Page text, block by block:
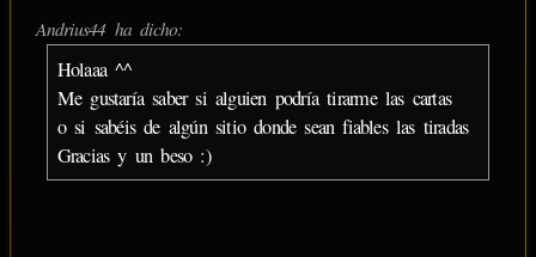
Andrius44 ha dicho:
Holaaa ^^
Me gustaría saber si alguien podría tirarme las cartas
o si sabéis de algún sitio donde sean fiables las tiradas
Gracias y un beso :)